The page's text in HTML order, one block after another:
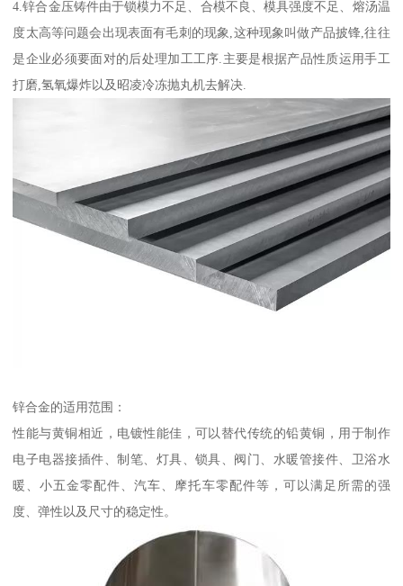
4.锌合金压铸件由于锁模力不足、合模不良、模具强度不足、熔汤温
度太高等问题会出现表面有毛刺的现象,这种现象叫做产品披锋,往往
是企业必须要面对的后处理加工工序.主要是根据产品性质运用手工
打磨,氢氧爆炸以及昭凌冷冻抛丸机去解决.
锌合金的适用范围：
性能与黄铜相近，电镀性能佳，可以替代传统的铅黄铜，用于制作
电子电器接插件、制笔、灯具、锁具、阀门、水暖管接件、卫浴水
暖、小五金零配件、汽车、摩托车零配件等，可以满足所需的强
度、弹性以及尺寸的稳定性。